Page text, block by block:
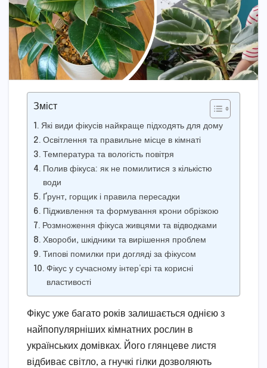
Зміст
Які види фікусів найкраще підходять для дому
Освітлення та правильне місце в кімнаті
Температура та вологість повітря
Полив фікуса: як не помилитися з кількістю
води
Ґрунт, горщик і правила пересадки
Підживлення та формування крони обрізкою
Розмноження фікуса живцями та відводками
Хвороби, шкідники та вирішення проблем
Типові помилки при догляді за фікусом
Фікус у сучасному інтер’єрі та корисні
властивості
Фікус уже багато років залишається однією з
найпопулярніших кімнатних рослин в
українських домівках. Його глянцеве листя
відбиває світло, а гнучкі гілки дозволяють